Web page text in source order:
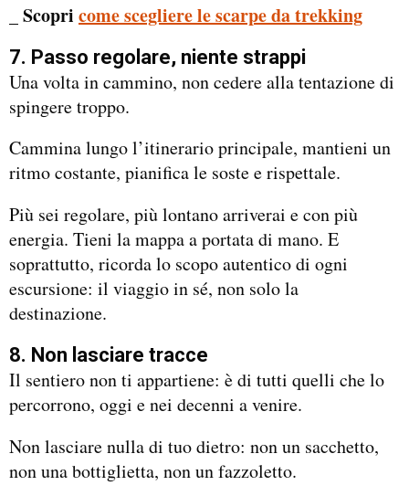
_ Scopri come scegliere le scarpe da trekking
7. Passo regolare, niente strappi
Una volta in cammino, non cedere alla tentazione di
spingere troppo.
Cammina lungo l’itinerario principale, mantieni un
ritmo costante, pianifica le soste e rispettale.
Più sei regolare, più lontano arriverai e con più
energia. Tieni la mappa a portata di mano. E
soprattutto, ricorda lo scopo autentico di ogni
escursione: il viaggio in sé, non solo la
destinazione.
8. Non lasciare tracce
Il sentiero non ti appartiene: è di tutti quelli che lo
percorrono, oggi e nei decenni a venire.
Non lasciare nulla di tuo dietro: non un sacchetto,
non una bottiglietta, non un fazzoletto.